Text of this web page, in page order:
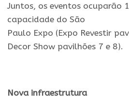
Juntos, os eventos ocuparão
capacidade do São
Paulo Expo (Expo Revestir
Decor Show pavilhões 7 e 8).
Nova infraestrutura